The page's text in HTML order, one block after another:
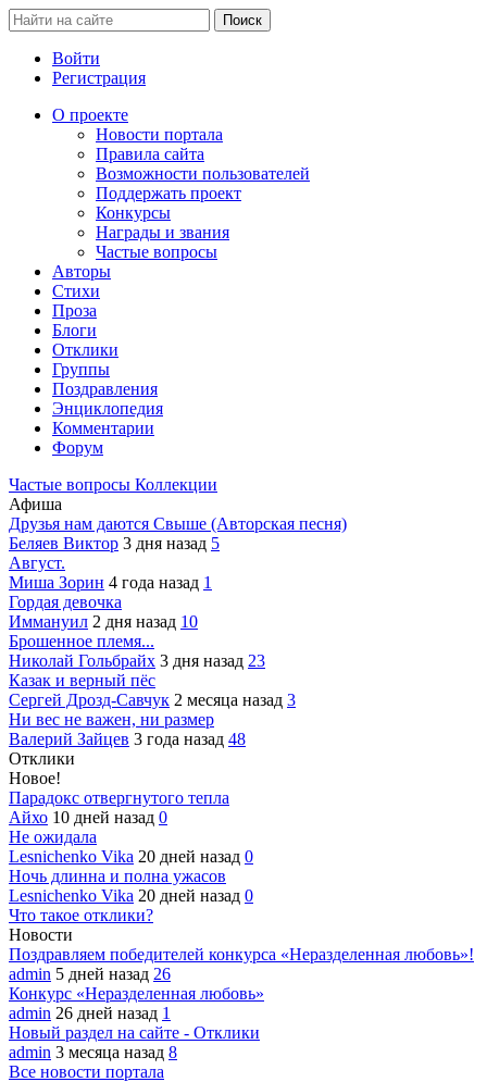
Войти
Регистрация
О проекте
Новости портала
Правила сайта
Возможности пользователей
Поддержать проект
Конкурсы
Награды и звания
Частые вопросы
Авторы
Стихи
Проза
Блоги
Отклики
Группы
Поздравления
Энциклопедия
Комментарии
Форум
Частые вопросы Коллекции
Афиша
Друзья нам даются Свыше (Авторская песня)
Беляев Виктор 3 дня назад 5
Август.
Миша Зорин 4 года назад 1
Гордая девочка
Иммануил 2 дня назад 10
Брошенное племя...
Николай Гольбрайх 3 дня назад 23
Казак и верный пёс
Сергей Дрозд-Савчук 2 месяца назад 3
Ни вес не важен, ни размер
Валерий Зайцев 3 года назад 48
Отклики
Новое!
Парадокс отвергнутого тепла
Айхо 10 дней назад 0
Не ожидала
Lesnichenko Vika 20 дней назад 0
Ночь длинна и полна ужасов
Lesnichenko Vika 20 дней назад 0
Что такое отклики?
Новости
Поздравляем победителей конкурса «Неразделенная любовь»!
admin 5 дней назад 26
Конкурс «Неразделенная любовь»
admin 26 дней назад 1
Новый раздел на сайте - Отклики
admin 3 месяца назад 8
Все новости портала